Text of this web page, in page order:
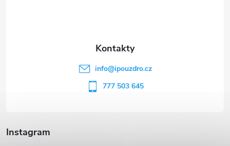
Instagram
info@ipouzdro.cz
777 503 645